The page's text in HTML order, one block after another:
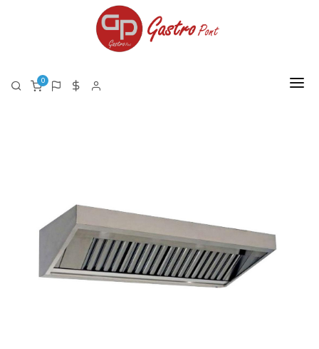
0
TERMÉK LISTA PDF